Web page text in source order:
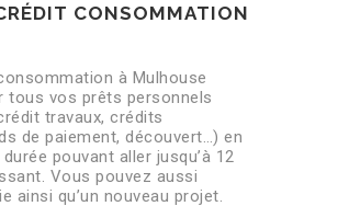
CONSOMMATION
à Mulhouse
tous vos prêts personnels
travaux, crédits
de paiement, découvert…) en
pouvant aller jusqu’à 12
Vous pouvez aussi
ainsi qu’un nouveau projet.